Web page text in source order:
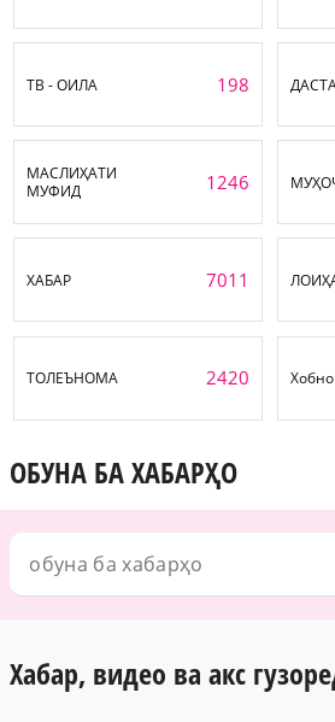
ТВ - ОИЛА 198
МАСЛИҲАТИ
МУФИД
1246
ХАБАР 7011
ТОЛЕЪНОМА 2420
ОБУНА БА ХАБАРҲО
Хабар, видео ва акс